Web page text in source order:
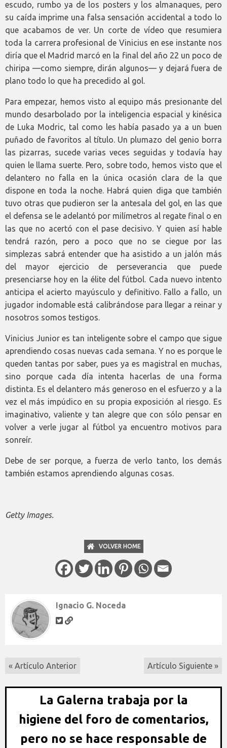
escudo, rumbo ya de los posters y los almanaques, pero
su caída imprime una falsa sensación accidental a todo lo
que acabamos de ver. Un corte de vídeo que resumiera
toda la carrera profesional de Vinicius en ese instante nos
diría que el Madrid marcó en la final del año 22 un poco de
chiripa —como siempre, dirán algunos— y dejará fuera de
plano todo lo que ha precedido al gol.
Para empezar, hemos visto al equipo más presionante del
mundo desarbolado por la inteligencia espacial y kinésica
de Luka Modric, tal como les había pasado ya a un buen
puñado de favoritos al título. Un plumazo del genio borra
las pizarras, sucede varias veces seguidas y todavía hay
quien le llama suerte. Pero, sobre todo, hemos visto que el
delantero no falla en la única ocasión clara de la que
dispone en toda la noche. Habrá quien diga que también
tuvo otras que pudieron ser la antesala del gol, en las que
el defensa se le adelantó por milímetros al regate final o en
las que no acertó con el pase decisivo. Y quien así hable
tendrá razón, pero a poco que no se ciegue por las
simplezas sabrá entender que ha asistido a un jalón más
del mayor ejercicio de perseverancia que puede
presenciarse hoy en la élite del fútbol. Cada nuevo intento
anticipa el acierto mayúsculo y definitivo. Fallo a fallo, un
jugador indomable está calibrándose para llegar a reinar y
nosotros somos testigos.
Vinicius Junior es tan inteligente sobre el campo que sigue
aprendiendo cosas nuevas cada semana. Y no es porque le
queden tantas por saber, pues ya es magistral en muchas,
sino porque cada día intenta hacerlas de una forma
distinta. Es el delantero más generoso en el esfuerzo y a la
vez el más impúdico en su propia exposición al riesgo. Es
imaginativo, valiente y tan alegre que con sólo pensar en
volver a verle jugar al fútbol ya encuentro motivos para
sonreír.
Debe de ser porque, a fuerza de verlo tanto, los demás
también estamos aprendiendo algunas cosas.
Getty Images.
VOLVER HOME
Ignacio G. Noceda
« Artículo Anterior Artículo Siguiente »
La Galerna trabaja por la
higiene del foro de comentarios,
pero no se hace responsable de